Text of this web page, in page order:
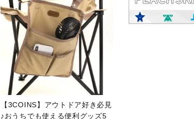
【3COINS】アウトドア好き必見
♪おうちでも使える便利グッズ5